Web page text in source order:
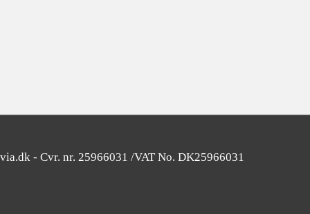
- Cvr. nr. 25966031 /VAT No. DK25966031